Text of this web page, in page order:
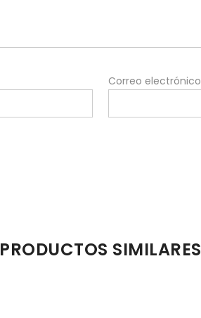
Correo electrónico
PRODUCTOS SIMILARES